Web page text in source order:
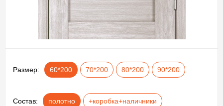
Размер: 60*200 70*200 80*200 90*200
Состав: полотно +коробка+наличники